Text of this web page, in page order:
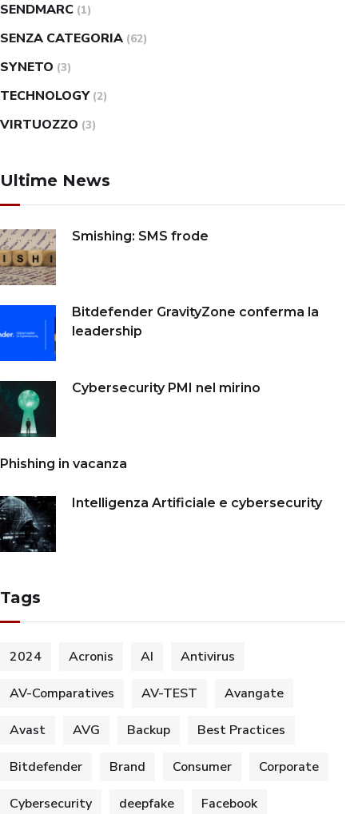
SENDMARC (1)
SENZA CATEGORIA (62)
SYNETO (3)
TECHNOLOGY (2)
VIRTUOZZO (3)
Ultime News
Smishing: SMS frode
Bitdefender GravityZone conferma la
leadership
Cybersecurity PMI nel mirino
Phishing in vacanza
Intelligenza Artificiale e cybersecurity
Tags
2024 Acronis AI Antivirus
AV-Comparatives AV-TEST Avangate
Avast AVG Backup Best Practices
Bitdefender Brand Consumer Corporate
Cybersecurity deepfake Facebook